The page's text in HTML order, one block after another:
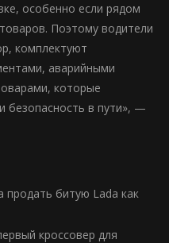
особенно если рядом
Поэтому водители
комплектуют
аварийными
которые
безопасность в пути», —
битую Lada как
кроссовер для